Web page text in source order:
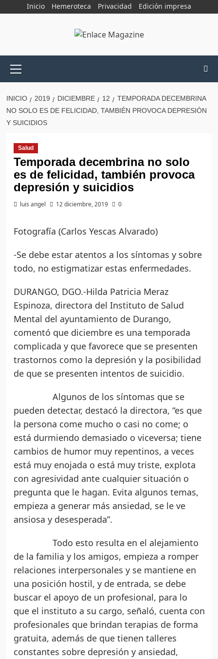
Inicio Hemeroteca Privacidad Edición impresa
principal
INICIO 2019 DICIEMBRE 12
TEMPORADA DECEMBRINA
NO SOLO ES DE FELICIDAD, TAMBIÉN PROVOCA DEPRESIÓN
Y SUICIDIOS
Salud
Temporada decembrina no solo
es de felicidad, también provoca
depresión y suicidios
luis angel 12 diciembre, 2019 0
Fotografía (Carlos Yescas Alvarado)
-Se debe estar atentos a los síntomas y sobre
todo, no estigmatizar estas enfermedades.
DURANGO, DGO.-Hilda Patricia Meraz
Espinoza, directora del Instituto de Salud
Mental del ayuntamiento de Durango,
comentó que diciembre es una temporada
complicada y que favorece que se presenten
trastornos como la depresión y la posibilidad
de que se presenten intentos de suicidio.
Algunos de los síntomas que se
pueden detectar, destacó la directora, “es que
la persona come mucho o casi no come; o
está durmiendo demasiado o viceversa; tiene
cambios de humor muy repentinos, a veces
está muy enojada o está muy triste, explota
con agresividad ante cualquier situación o
pregunta que le hagan. Evita algunos temas,
empieza a generar más ansiedad, se le ve
ansiosa y desesperada”.
Todo esto resulta en el alejamiento
de la familia y los amigos, empieza a romper
relaciones interpersonales y se mantiene en
una posición hostil, y de entrada, se debe
buscar el apoyo de un profesional, para lo
que el instituto a su cargo, señaló, cuenta con
profesionales que brindan terapias de forma
gratuita, además de que tienen talleres
constantes sobre depresión y ansiedad,